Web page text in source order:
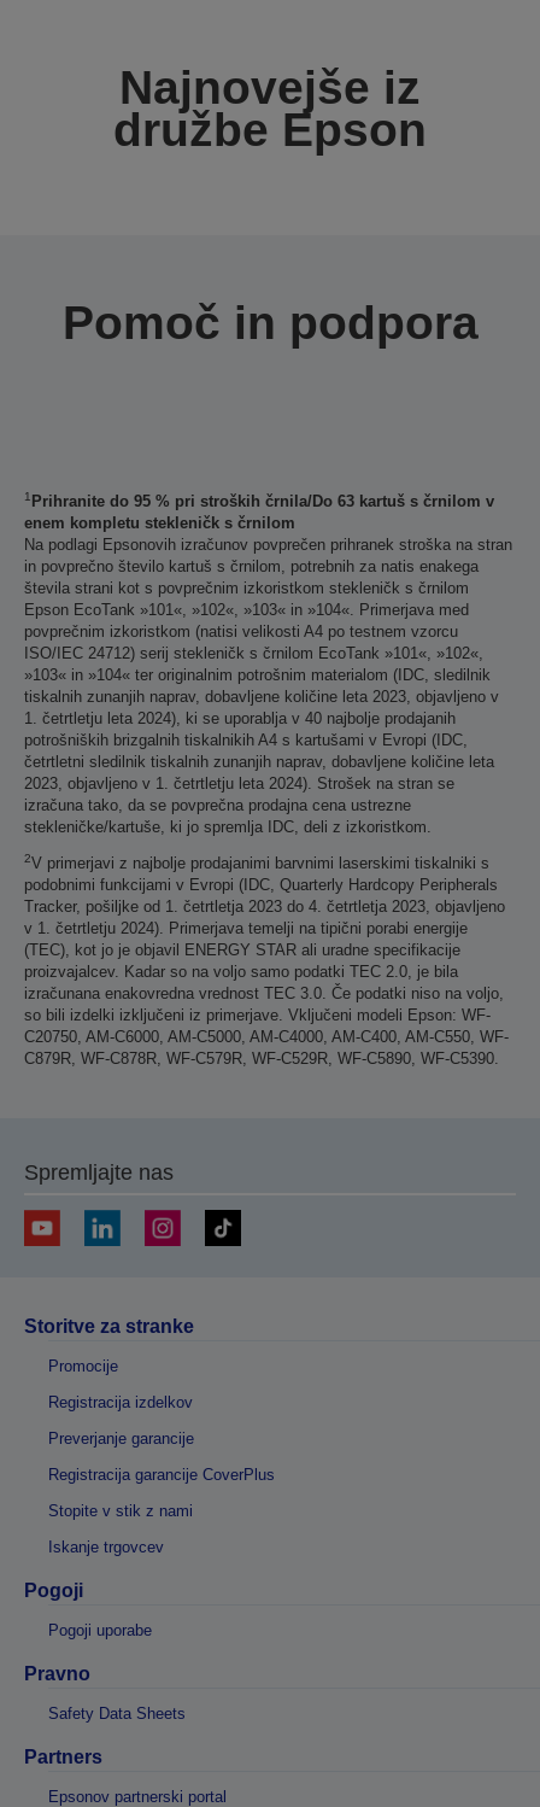
Najnovejše iz
družbe Epson
Pomoč in podpora
1 Prihranite do 95 % pri stroških črnila/Do 63 kartuš s črnilom v
enem kompletu stekleničk s črnilom
Na podlagi Epsonovih izračunov povprečen prihranek stroška na stran
in povprečno število kartuš s črnilom, potrebnih za natis enakega
števila strani kot s povprečnim izkoristkom stekleničk s črnilom
Epson EcoTank »101«, »102«, »103« in »104«. Primerjava med
povprečnim izkoristkom (natisi velikosti A4 po testnem vzorcu
ISO/IEC 24712) serij stekleničk s črnilom EcoTank »101«, »102«,
»103« in »104« ter originalnim potrošnim materialom (IDC, sledilnik
tiskalnih zunanjih naprav, dobavljene količine leta 2023, objavljeno v
1. četrtletju leta 2024), ki se uporablja v 40 najbolje prodajanih
potrošniških brizgalnih tiskalnikih A4 s kartušami v Evropi (IDC,
četrtletni sledilnik tiskalnih zunanjih naprav, dobavljene količine leta
2023, objavljeno v 1. četrtletju leta 2024). Strošek na stran se
izračuna tako, da se povprečna prodajna cena ustrezne
stekleničke/kartuše, ki jo spremlja IDC, deli z izkoristkom.
2V primerjavi z najbolje prodajanimi barvnimi laserskimi tiskalniki s
podobnimi funkcijami v Evropi (IDC, Quarterly Hardcopy Peripherals
Tracker, pošiljke od 1. četrtletja 2023 do 4. četrtletja 2023, objavljeno
v 1. četrtletju 2024). Primerjava temelji na tipični porabi energije
(TEC), kot jo je objavil ENERGY STAR ali uradne specifikacije
proizvajalcev. Kadar so na voljo samo podatki TEC 2.0, je bila
izračunana enakovredna vrednost TEC 3.0. Če podatki niso na voljo,
so bili izdelki izključeni iz primerjave. Vključeni modeli Epson: WF-
C20750, AM-C6000, AM-C5000, AM-C4000, AM-C400, AM-C550, WF-
C879R, WF-C878R, WF-C579R, WF-C529R, WF-C5890, WF-C5390.
Spremljajte nas
Storitve za stranke
Promocije
Registracija izdelkov
Preverjanje garancije
Registracija garancije CoverPlus
Stopite v stik z nami
Iskanje trgovcev
Pogoji
Pogoji uporabe
Pravno
Safety Data Sheets
Partners
Epsonov partnerski portal